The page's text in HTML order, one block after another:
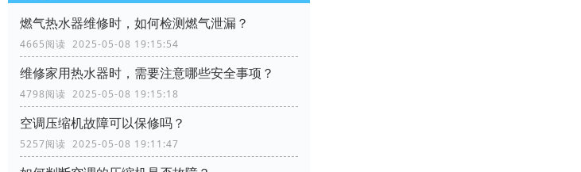
燃气热水器维修时，如何检测燃气泄漏？
4665阅读 2025-05-08 19:15:54
维修家用热水器时，需要注意哪些安全事项？
4798阅读 2025-05-08 19:15:18
空调压缩机故障可以保修吗？
5257阅读 2025-05-08 19:11:47